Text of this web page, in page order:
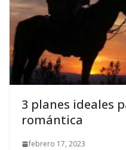
3 planes ideales
romántica
febrero 17, 2023